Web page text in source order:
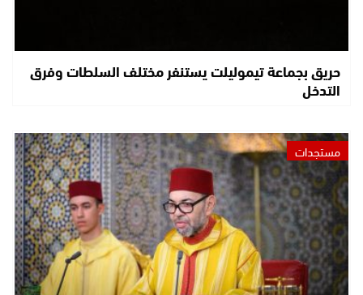
حريق بجماعة تيموليلت يستنفر مختلف السلطات وفرق
التدخل
مستجدات